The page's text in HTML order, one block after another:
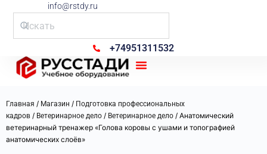
info@rstdy.ru
+74951311532
Главная / Магазин / Подготовка профессиональных
кадров / Ветеринарное дело / Ветеринарное дело / Анатомический
ветеринарный тренажер «Голова коровы с ушами и топографией
анатомических слоёв»